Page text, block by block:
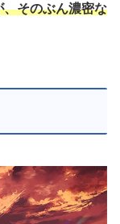
そのぶん濃密な